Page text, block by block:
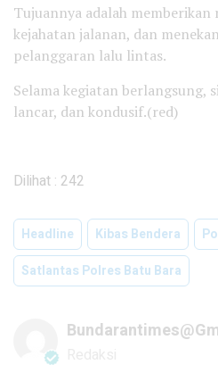
Tujuannya adalah memberikan
kejahatan jalanan, dan
pelanggaran lalu lintas.
Selama kegiatan berlangsung,
lancar, dan kondusif.(red)
Dilihat : 242
Headline Kibas Bendera
Satlantas Polres Batu Bara